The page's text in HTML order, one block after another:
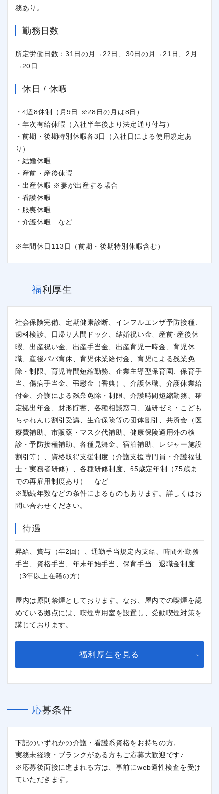
閉じる
務あり。
勤務日数
所定労働日数：31日の月→22日、30日の月→21日、2月
→20日
休日 / 休暇
・4週8休制（月9日 ※28日の月は8日）
・年次有給休暇（入社半年後より法定通り付与）
・前期・後期特別休暇各3日（入社日による使用規定あ
り）
・結婚休暇
・産前・産後休暇
・出産休暇 ※妻が出産する場合
・看護休暇
・服喪休暇
・介護休暇 など
※年間休日113日（前期・後期特別休暇含む）
福利厚生
社会保険完備、定期健康診断、インフルエンザ予防接種、
歯科検診、日帰り人間ドック、結婚祝い金、産前･産後休
暇、出産祝い金、出産手当金、出産育児一時金、育児休
職、産後パパ育休、育児休業給付金、育児による残業免
除・制限、育児時間短縮勤務、企業主導型保育園、保育手
当、傷病手当金、弔慰金（香典）、介護休職、介護休業給
付金、介護による残業免除・制限、介護時間短縮勤務、確
定拠出年金、財形貯蓄、各種相談窓口、進研ゼミ・こども
ちゃれんじ割引受講、生命保険等の団体割引、共済会（医
療費補助、市販薬・マスク代補助、健康保険適用外の検
診・予防接種補助、各種見舞金、宿泊補助、レジャー施設
割引等）、資格取得支援制度（介護支援専門員・介護福祉
士・実務者研修）、各種研修制度、65歳定年制（75歳ま
での再雇用制度あり） など
※勤続年数などの条件によるものもあります。詳しくはお
問い合わせください。
待遇
昇給、賞与（年2回）、通勤手当規定内支給、時間外勤務
手当、資格手当、年末年始手当、保育手当、退職金制度
（3年以上在籍の方）
屋内は原則禁煙としております。なお、屋内での喫煙を認
めている拠点には、喫煙専用室を設置し、受動喫煙対策を
講じております。
福利厚生を見る
応募条件
下記のいずれかの介護・看護系資格をお持ちの方。
実務未経験・ブランクがある方もご応募大歓迎です♪
※応募後面接に進まれる方は、事前にweb適性検査を受け
ていただきます。